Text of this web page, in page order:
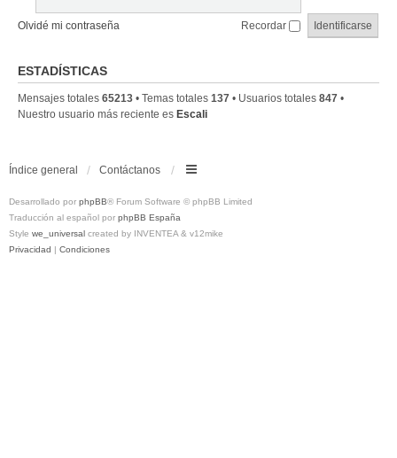
Olvidé mi contraseña Recordar
ESTADÍSTICAS
Mensajes totales 65213 • Temas totales 137 • Usuarios totales 847 •
Nuestro usuario más reciente es Escali
Índice general Contáctanos
Desarrollado por phpBB® Forum Software © phpBB Limited
Traducción al español por phpBB España
Style we_universal created by INVENTEA & v12mike
Privacidad | Condiciones